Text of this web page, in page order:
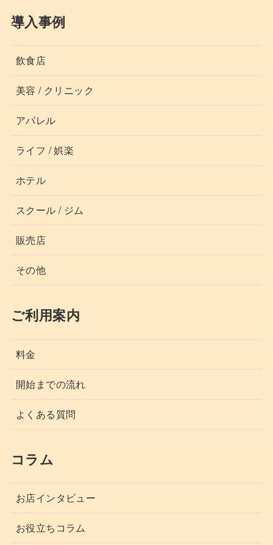
導入事例
飲食店
美容 / クリニック
アパレル
ライフ / 娯楽
ホテル
スクール / ジム
販売店
その他
ご利用案内
料金
開始までの流れ
よくある質問
コラム
お店インタビュー
お役立ちコラム